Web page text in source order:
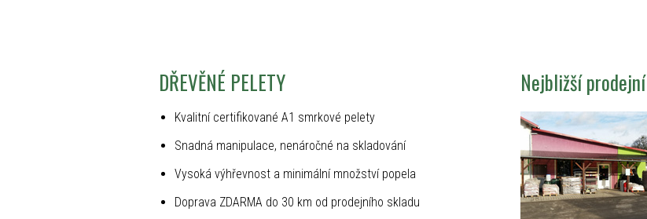
DŘEVĚNÉ PELETY
Kvalitní certifikované A1 smrkové pelety
Snadná manipulace, nenáročné na skladování
Vysoká výhřevnost a minimální množství popela
Doprava ZDARMA do 30 km od prodejního skladu
Nejbližší